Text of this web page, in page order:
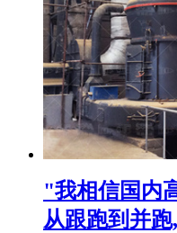
"我相信国内
从跟跑到并跑